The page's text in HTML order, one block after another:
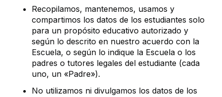
Recopilamos, mantenemos, usamos y
compartimos los datos de los estudiantes solo
para un propósito educativo autorizado y
según lo descrito en nuestro acuerdo con la
Escuela, o según lo indique la Escuela o los
padres o tutores legales del estudiante (cada
uno, un «Padre»).
No utilizamos ni divulgamos los datos de los